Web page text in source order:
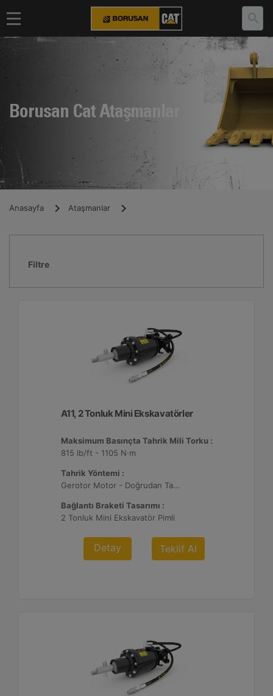
Borusan Cat Ataşmanlar
Anasayfa Ataşmanlar
Filtre
A11, 2 Tonluk Mini Ekskavatörler
Maksimum Basınçta Tahrik Mili Torku :
815 lb/ft - 1105 N·m
Tahrik Yöntemi :
Gerotor Motor - Doğrudan Tahrik
Bağlantı Braketi Tasarımı :
2 Tonluk Mini Ekskavatör Pimli
Detay Teklif Al